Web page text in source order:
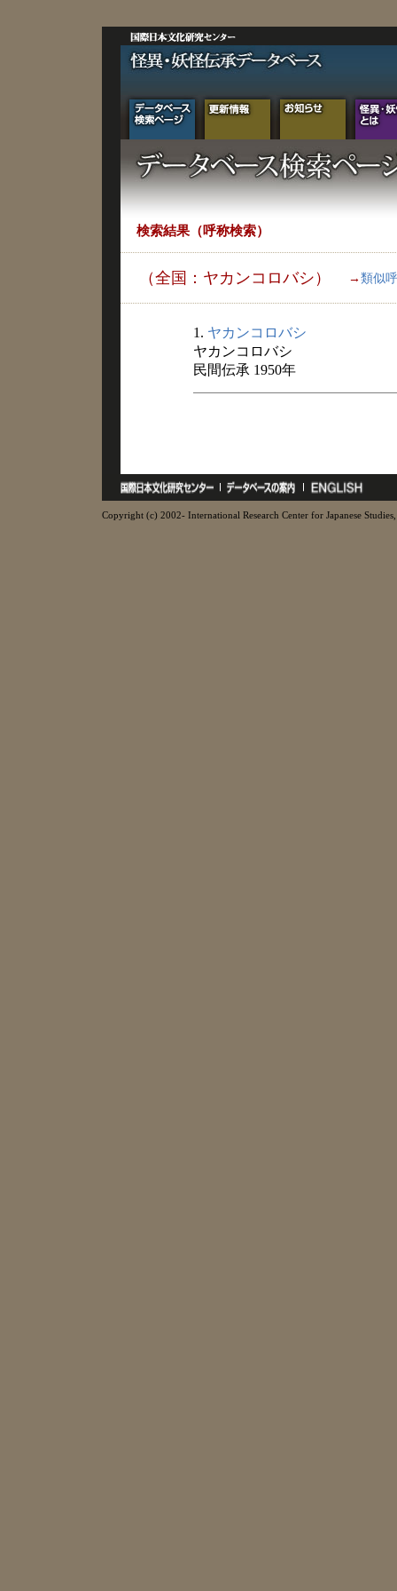
検索結果（呼称検索）
（全国：ヤカンコロバシ） → 類似
1. ヤカンコロバシ
ヤカンコロバシ
民間伝承 1950年
Copyright (c) 2002- International Research Center for Japanese